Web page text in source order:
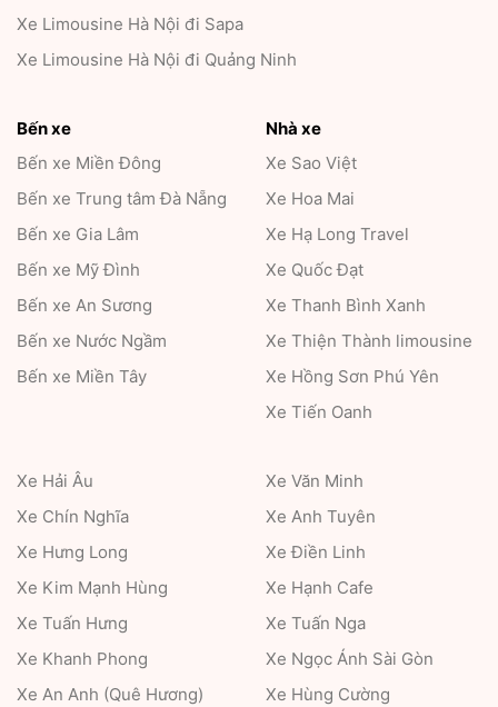
Xe Limousine Hà Nội đi Sapa
Xe Limousine Hà Nội đi Quảng Ninh
Bến xe
Bến xe Miền Đông
Bến xe Trung tâm Đà Nẵng
Bến xe Gia Lâm
Bến xe Mỹ Đình
Bến xe An Sương
Bến xe Nước Ngầm
Bến xe Miền Tây
Nhà xe
Xe Sao Việt
Xe Hoa Mai
Xe Hạ Long Travel
Xe Quốc Đạt
Xe Thanh Bình Xanh
Xe Thiện Thành limousine
Xe Hồng Sơn Phú Yên
Xe Tiến Oanh
Xe Hải Âu
Xe Chín Nghĩa
Xe Hưng Long
Xe Kim Mạnh Hùng
Xe Tuấn Hưng
Xe Khanh Phong
Xe An Anh (Quê Hương)
Xe Văn Minh
Xe Anh Tuyên
Xe Điền Linh
Xe Hạnh Cafe
Xe Tuấn Nga
Xe Ngọc Ánh Sài Gòn
Xe Hùng Cường